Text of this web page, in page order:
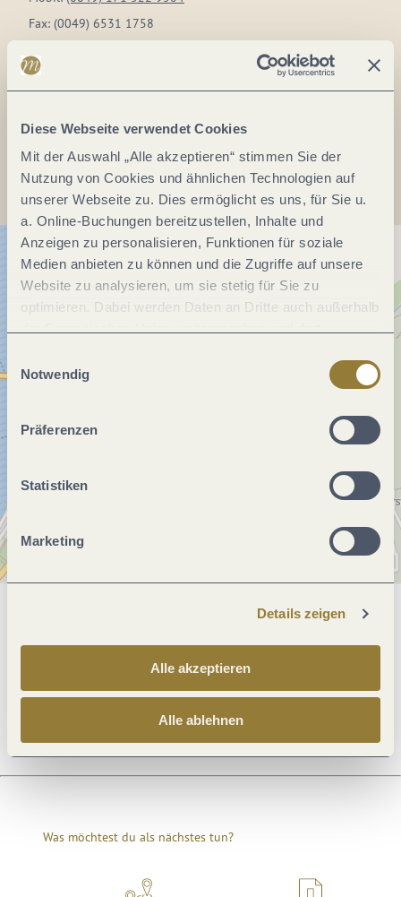
Diese Webseite verwendet Cookies
Mit der Auswahl „Alle akzeptieren“ stimmen Sie der
Nutzung von Cookies und ähnlichen Technologien auf
unserer Webseite zu. Dies ermöglicht es uns, für Sie u.
a. Online-Buchungen bereitzustellen, Inhalte und
Anzeigen zu personalisieren, Funktionen für soziale
Medien anbieten zu können und die Zugriffe auf unsere
Website zu analysieren, um sie stetig für Sie zu
optimieren. Dabei werden Daten an Dritte auch außerhalb
jederzeit widerrufen werden. Mit der Auswahl "Alle
ablehnen" kann es zu Beeinträchtigungen in der Nutzung
Notwendig
Präferenzen
Statistiken
Marketing
Details zeigen
Alle akzeptieren
Alle ablehnen
Fax: (0049) 6531 1758
Webseite:
Anreise planen
Allgemeine Informationen
Öffnungszeiten
Was möchtest du als nächstes tun?